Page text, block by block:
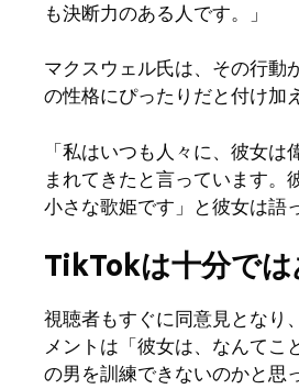
も決断力のある人です。」
マクスウェル氏は、その行動
の性格にぴったりだと付け加
「私はいつも人々に、彼女は
まれてきたと言っています。
小さな歌姫です」と彼女は語
TikTokは十分で
視聴者もすぐに同意見となり
メントは「彼女は、なんてこ
の男を訓練できないのかと思